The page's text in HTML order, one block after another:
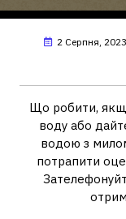
2 Серпня, 2023
Що робити,
воду або
водою з
потрапити